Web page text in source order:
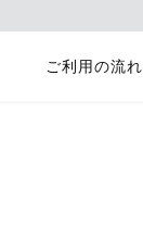
ご利用の流れ